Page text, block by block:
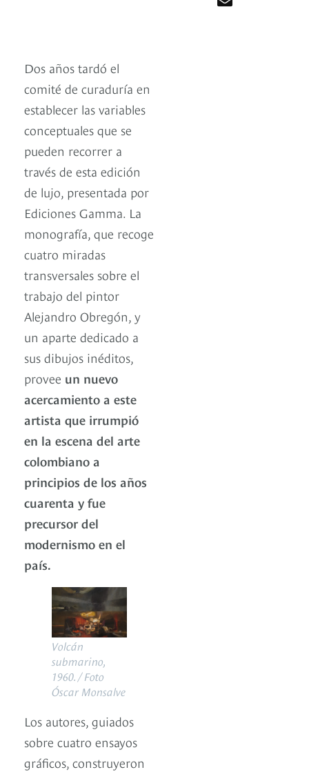
Dos años tardó el
comité de curaduría en
establecer las variables
conceptuales que se
pueden recorrer a
través de esta edición
de lujo, presentada por
Ediciones Gamma. La
monografía, que recoge
cuatro miradas
transversales sobre el
trabajo del pintor
Alejandro Obregón, y
un aparte dedicado a
sus dibujos inéditos,
provee un nuevo
acercamiento a este
artista que irrumpió
en la escena del arte
colombiano a
principios de los años
cuarenta y fue
precursor del
modernismo en el
país.
Volcán
submarino,
1960. / Foto
Óscar Monsalve
Los autores, guiados
sobre cuatro ensayos
gráficos, construyeron